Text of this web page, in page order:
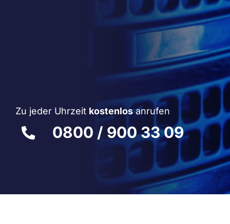
Zu jeder Uhrzeit kostenlosanrufen
0800 / 900 33 09